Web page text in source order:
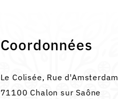
Coordonnées
Le Colisée, Rue d'Amsterdam
71100 Chalon sur Saône